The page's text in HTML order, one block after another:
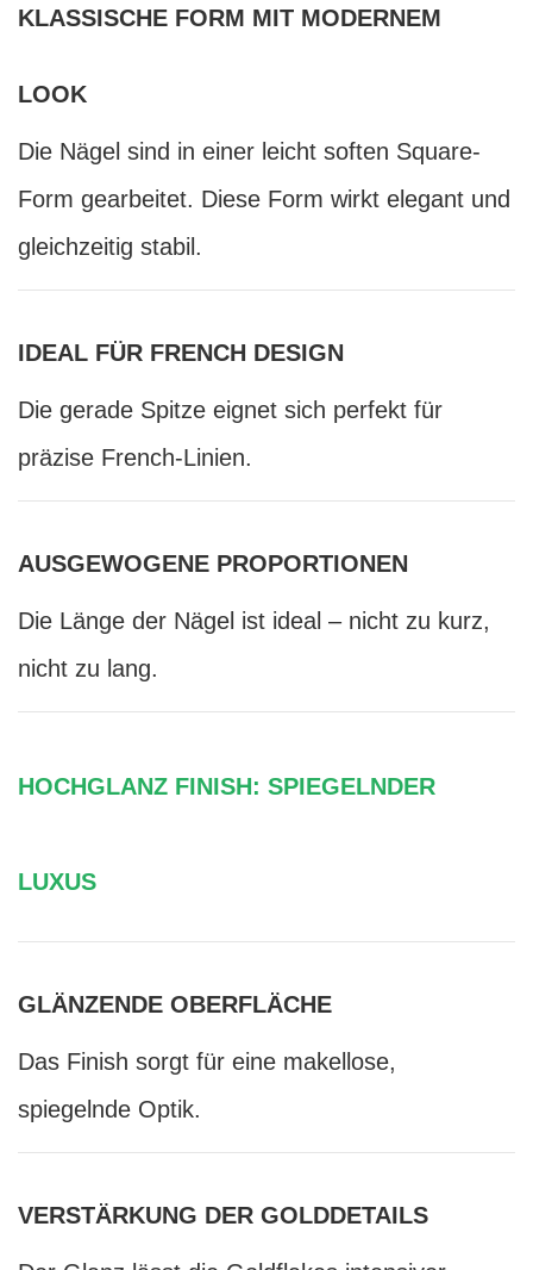
KLASSISCHE FORM MIT MODERNEM
LOOK
Die Nägel sind in einer leicht soften Square-
Form gearbeitet. Diese Form wirkt elegant und
gleichzeitig stabil.
IDEAL FÜR FRENCH DESIGN
Die gerade Spitze eignet sich perfekt für
präzise French-Linien.
AUSGEWOGENE PROPORTIONEN
Die Länge der Nägel ist ideal – nicht zu kurz,
nicht zu lang.
HOCHGLANZ FINISH: SPIEGELNDER
LUXUS
GLÄNZENDE OBERFLÄCHE
Das Finish sorgt für eine makellose,
spiegelnde Optik.
VERSTÄRKUNG DER GOLDDETAILS